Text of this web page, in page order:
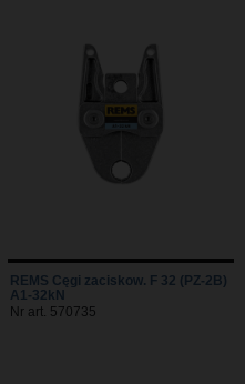
REMS Cęgi zaciskow. F 32 (PZ-2B)
A1-32kN
Nr art. 570735